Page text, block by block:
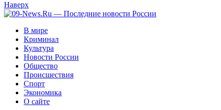
Наверх
В мире
Криминал
Культура
Новости России
Общество
Происшествия
Спорт
Экономика
О сайте